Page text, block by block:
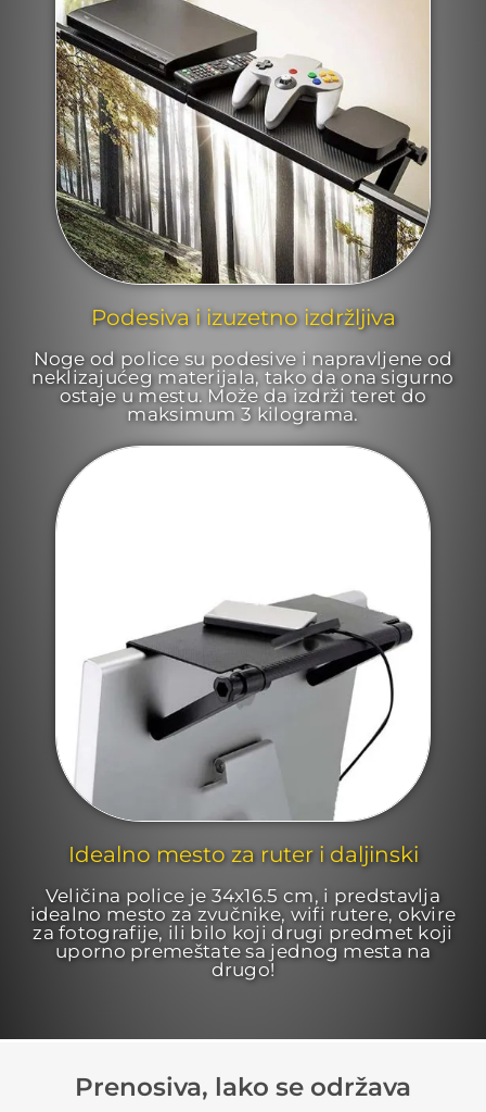
Podesiva i izuzetno izdržljiva
Noge od police su podesive i napravljene od
neklizajućeg materijala, tako da ona sigurno
ostaje u mestu. Može da izdrži teret do
maksimum 3 kilograma.
Idealno mesto za ruter i daljinski
Veličina police je 34x16.5 cm, i predstavlja
idealno mesto za zvučnike, wifi rutere, okvire
za fotografije, ili bilo koji drugi predmet koji
uporno premeštate sa jednog mesta na
drugo!
Prenosiva, lako se održava